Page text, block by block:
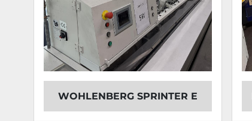
WOHLENBERG SPRINTER E